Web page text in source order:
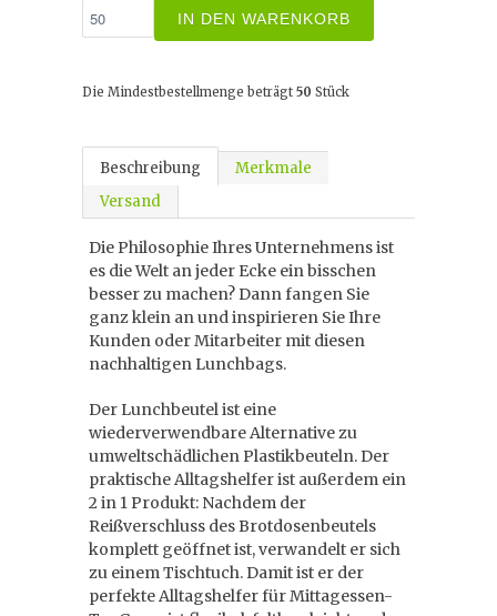
IN DEN WARENKORB
Die Mindestbestellmenge beträgt 50 Stück
Beschreibung
Merkmale
Versand
Die Philosophie Ihres Unternehmens ist
es die Welt an jeder Ecke ein bisschen
besser zu machen? Dann fangen Sie
ganz klein an und inspirieren Sie Ihre
Kunden oder Mitarbeiter mit diesen
nachhaltigen Lunchbags.
Der Lunchbeutel ist eine
wiederverwendbare Alternative zu
umweltschädlichen Plastikbeuteln. Der
praktische Alltagshelfer ist außerdem ein
2 in 1 Produkt: Nachdem der
Reißverschluss des Brotdosenbeutels
komplett geöffnet ist, verwandelt er sich
zu einem Tischtuch. Damit ist er der
perfekte Alltagshelfer für Mittagessen-